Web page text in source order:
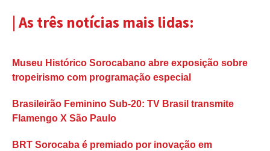
| As três notícias mais lidas:
Museu Histórico Sorocabano abre exposição sobre
tropeirismo com programação especial
Brasileirão Feminino Sub-20: TV Brasil transmite
Flamengo X São Paulo
BRT Sorocaba é premiado por inovação em